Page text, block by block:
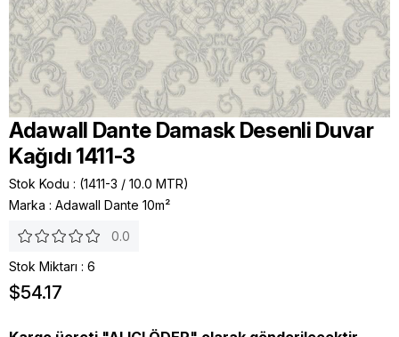
Adawall Dante Damask Desenli Duvar
Kağıdı 1411-3
Stok Kodu
(1411-3 / 10.0 MTR)
Marka : Adawall Dante 10m²
0.0
Stok Miktarı : 6
$54.17